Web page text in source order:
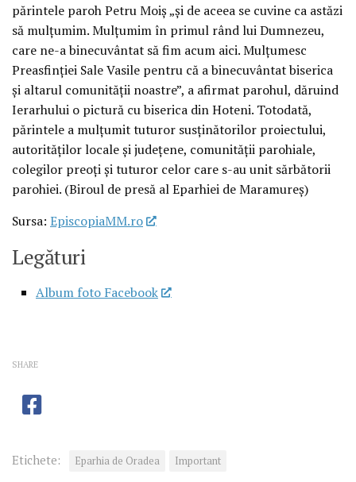
părintele paroh Petru Moiș „și de aceea se cuvine ca astăzi
să mulțumim. Mulțumim în primul rând lui Dumnezeu,
care ne-a binecuvântat să fim acum aici. Mulțumesc
Preasfinției Sale Vasile pentru că a binecuvântat biserica
și altarul comunității noastre”, a afirmat parohul, dăruind
Ierarhului o pictură cu biserica din Hoteni. Totodată,
părintele a mulțumit tuturor susținătorilor proiectului,
autorităților locale și județene, comunității parohiale,
colegilor preoți și tuturor celor care s-au unit sărbătorii
parohiei. (Biroul de presă al Eparhiei de Maramureș)
Sursa: EpiscopiaMM.ro
Legături
Album foto Facebook
SHARE
Etichete: Eparhia de Oradea Important